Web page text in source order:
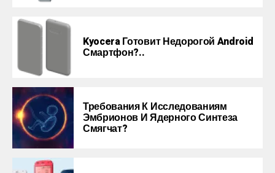
Kyocera Готовит Недорогой Android
Смартфон?..
Требования К Исследованиям
Эмбрионов И Ядерного Синтеза
Смягчат?